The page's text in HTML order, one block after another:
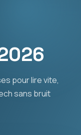
pour lire vite,
sans bruit